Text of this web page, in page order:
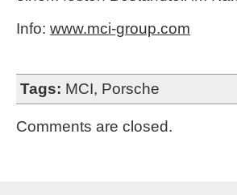
Info: www.mci-group.com
Tags: MCI, Porsche
Comments are closed.